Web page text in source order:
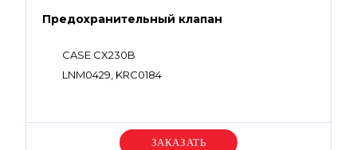
Предохранительный клапан
CASE CX230B
LNM0429, KRC0184
Уточняйте цену